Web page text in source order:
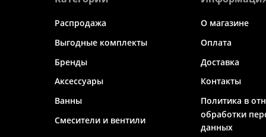
Распродажа
Выгодные комплекты
Бренды
Аксессуары
Ванны
Смесители и вентили
О магазине
Оплата
Доставка
Контакты
Политика в
обработки
данных